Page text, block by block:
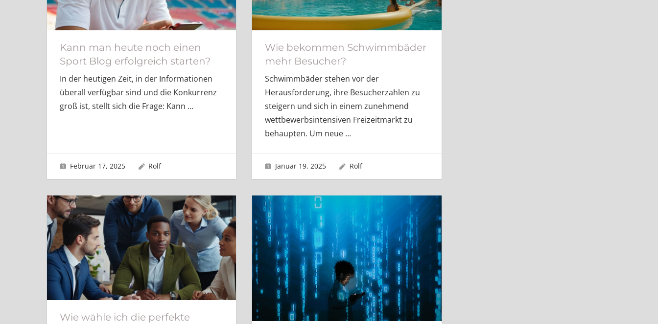
Kann man heute noch einen
Sport Blog erfolgreich starten?
In der heutigen Zeit, in der Informationen
überall verfügbar sind und die Konkurrenz
groß ist, stellt sich die Frage: Kann …
Februar 17, 2025 Rolf
Wie bekommen Schwimmbäder
mehr Besucher?
Schwimmbäder stehen vor der
Herausforderung, ihre Besucherzahlen zu
steigern und sich in einem zunehmend
wettbewerbsintensiven Freizeitmarkt zu
behaupten. Um neue …
Januar 19, 2025 Rolf
Wie wähle ich die perfekte